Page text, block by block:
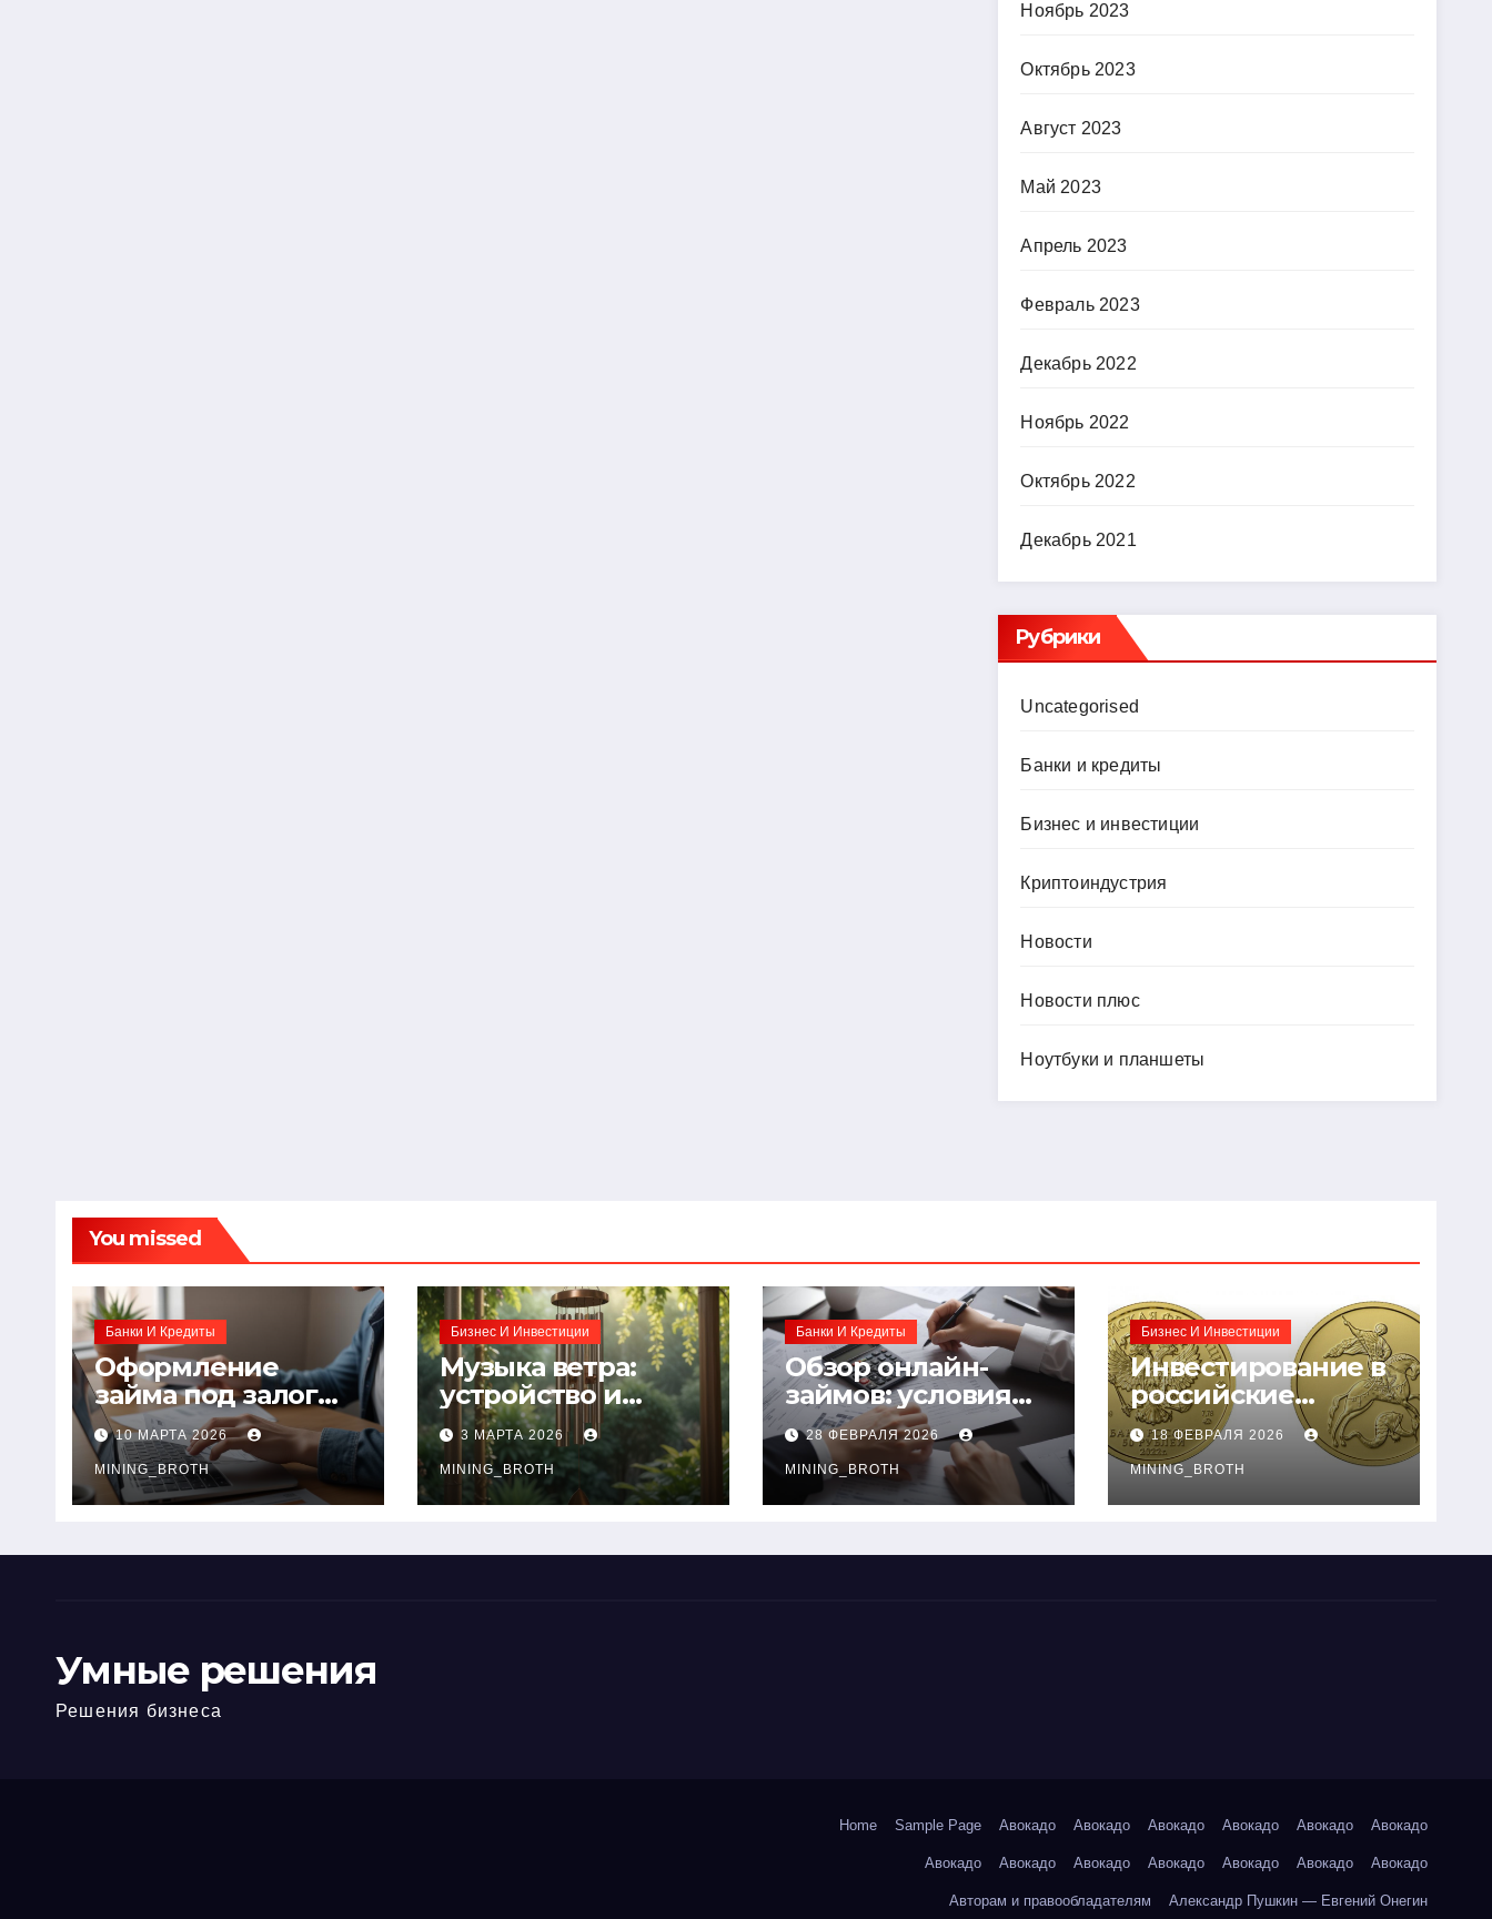
Ноябрь 2023
Октябрь 2023
Август 2023
Май 2023
Апрель 2023
Февраль 2023
Декабрь 2022
Ноябрь 2022
Октябрь 2022
Декабрь 2021
Рубрики
Uncategorised
Банки и кредиты
Бизнес и инвестиции
Криптоиндустрия
Новости
Новости плюс
Ноутбуки и планшеты
You missed
Банки И Кредиты
Оформление
займа под залог
ПТС онлайн на
карту без визита в
офис: порядок,
требования и
10 МАРТА 2026
MINING_BROTH
Бизнес И Инвестиции
Музыка ветра:
устройство и
принципы
звучания
колокольчиков
3 МАРТА 2026
MINING_BROTH
Банки И Кредиты
Обзор онлайн-
займов: условия
выдачи,
процентные
ставки и
требования к
28 ФЕВРАЛЯ 2026
MINING_BROTH
Бизнес И Инвестиции
Инвестирование в
российские
золотые монеты:
подробное
руководство
18 ФЕВРАЛЯ 2026
MINING_BROTH
Умные решения
Решения бизнеса
Home Sample Page Авокадо Авокадо Авокадо Авокадо Авокадо Авокадо
Авокадо Авокадо Авокадо Авокадо Авокадо Авокадо Авокадо
Авторам и правообладателям Александр Пушкин — Евгений Онегин